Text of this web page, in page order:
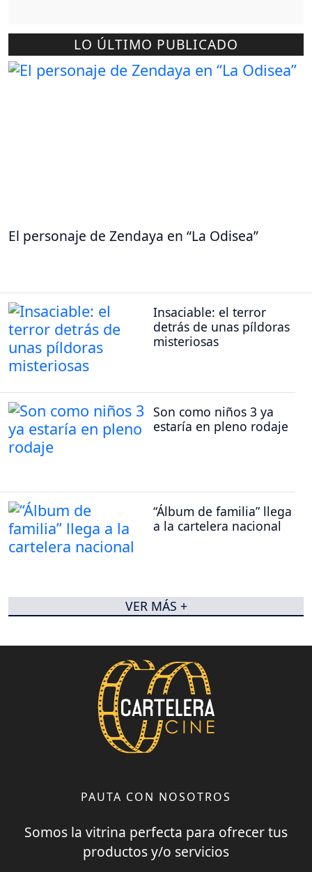
LO ÚLTIMO PUBLICADO
El personaje de Zendaya en “La Odisea”
Insaciable: el terror
detrás de unas píldoras
misteriosas
Son como niños 3 ya
estaría en pleno rodaje
“Álbum de familia” llega
a la cartelera nacional
VER MÁS +
PAUTA CON NOSOTROS
Somos la vitrina perfecta para ofrecer tus
productos y/o servicios